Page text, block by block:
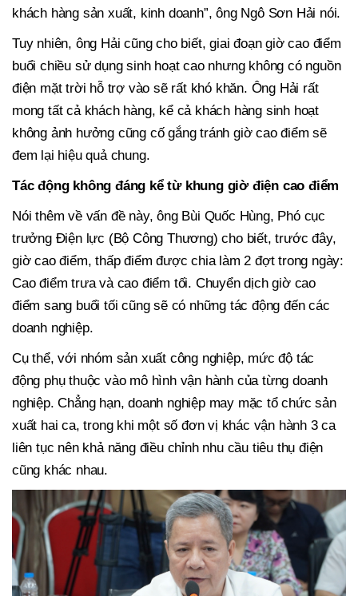
khách hàng sản xuất, kinh doanh”, ông Ngô Sơn Hải nói.
Tuy nhiên, ông Hải cũng cho biết, giai đoạn giờ cao điểm
buổi chiều sử dụng sinh hoạt cao nhưng không có nguồn
điện mặt trời hỗ trợ vào sẽ rất khó khăn. Ông Hải rất
mong tất cả khách hàng, kể cả khách hàng sinh hoạt
không ảnh hưởng cũng cố gắng tránh giờ cao điểm sẽ
đem lại hiệu quả chung.
Tác động không đáng kể từ khung giờ điện cao điểm
Nói thêm về vấn đề này, ông Bùi Quốc Hùng, Phó cục
trưởng Điện lực (Bộ Công Thương) cho biết, trước đây,
giờ cao điểm, thấp điểm được chia làm 2 đợt trong ngày:
Cao điểm trưa và cao điểm tối. Chuyển dịch giờ cao
điểm sang buổi tối cũng sẽ có những tác động đến các
doanh nghiệp.
Cụ thể, với nhóm sản xuất công nghiệp, mức độ tác
động phụ thuộc vào mô hình vận hành của từng doanh
nghiệp. Chẳng hạn, doanh nghiệp may mặc tổ chức sản
xuất hai ca, trong khi một số đơn vị khác vận hành 3 ca
liên tục nên khả năng điều chỉnh nhu cầu tiêu thụ điện
cũng khác nhau.